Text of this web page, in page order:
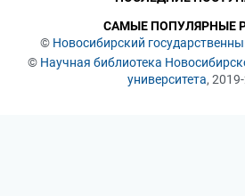
© Новосибирский
© Научная библиотека
университета,
САМЫЕ ПОПУЛЯРНЫЕ